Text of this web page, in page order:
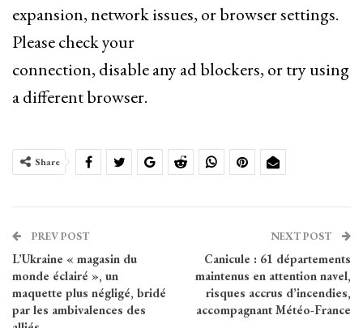
expansion, network issues, or browser settings.
Please check your
connection, disable any ad blockers, or try using
a different browser.
Share
PREV POST
L’Ukraine « magasin du
monde éclairé », un
maquette plus négligé, bridé
par les ambivalences des
NEXT POST
Canicule : 61 départements
maintenus en attention navel,
risques accrus d’incendies,
accompagnant Météo-France